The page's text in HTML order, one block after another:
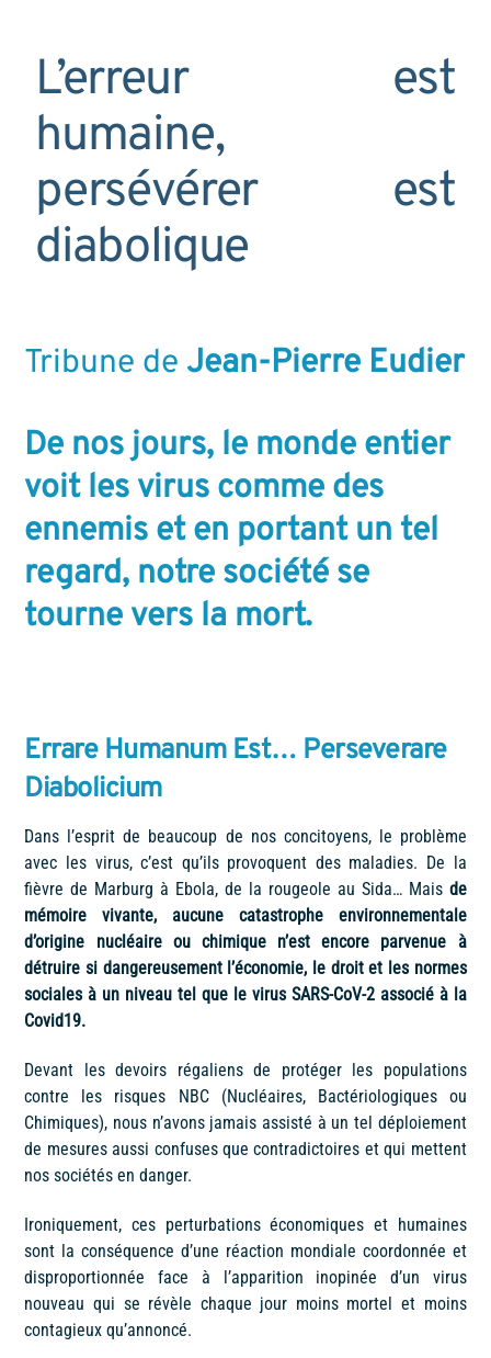
L’erreur est
humaine,
persévérer est
diabolique
Tribune deJean-Pierre Eudier
De nos jours, le monde entier
voit les virus comme des
ennemis et en portant un tel
regard, notre société se
tourne vers la mort.
Errare Humanum Est… Perseverare
Diabolicium
Dans l’esprit de beaucoup de nos concitoyens, le problème
avec les virus, c’est qu’ils provoquent des maladies. De la
fièvre de Marburg à Ebola, de la rougeole au Sida… Mais de
mémoire vivante, aucune catastrophe environnementale
d’origine nucléaire ou chimique n’est encore parvenue à
détruire si dangereusement l’économie, le droit et les normes
sociales à un niveau tel que le virus SARS-CoV-2 associé à la
Covid19.
Devant les devoirs régaliens de protéger les populations
contre les risques NBC (Nucléaires, Bactériologiques ou
Chimiques), nous n’avons jamais assisté à un tel déploiement
de mesures aussi confuses que contradictoires et qui mettent
nos sociétés en danger.
Ironiquement, ces perturbations économiques et humaines
sont la conséquence d’une réaction mondiale coordonnée et
disproportionnée face à l’apparition inopinée d’un virus
nouveau qui se révèle chaque jour moins mortel et moins
contagieux qu’annoncé.